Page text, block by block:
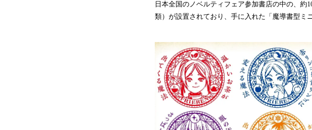
日本全国のノベルティフェア参加書店の中の、約
類）が設置されており、手に入れた「魔導書型ミ